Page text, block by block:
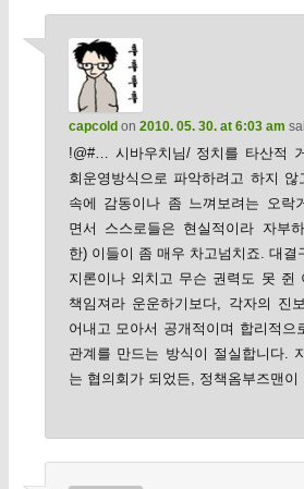
capcold on 2010. 05. 30. at 6:03 am
!@#… 시바우치님/ 정치를 타산적
회운영방식으로 파악하려고 하지
속에 감동이나 좀 느껴보려는 오락
면서 스스로들은 현실적이라 자부
한) 이들이 좀 매우 차고넘치죠. 대결
지론이나 외치고 무슨 권력도 못 쥔
책임져라 운운하기보다, 각자의 진
어내고 모아서 공개적이며 합리적으
관계를 만드는 방식이 절실합니다.
는 협의회가 되었든, 정책옴부즈맨이